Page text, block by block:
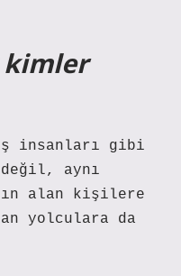
kimler
insanları gibi
aynı
alan kişilere
yolculara da